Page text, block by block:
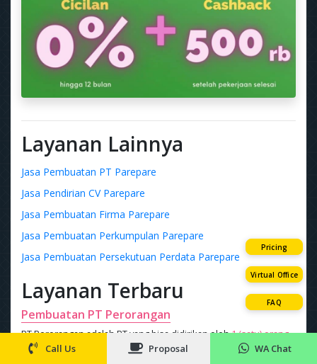
Layanan Lainnya
Jasa Pembuatan PT Parepare
Jasa Pendirian CV Parepare
Jasa Pembuatan Firma Parepare
Jasa Pembuatan Perkumpulan Parepare
Jasa Pembuatan Persekutuan Perdata Parepare
Layanan Terbaru
Pembuatan PT Perorangan
PT Perorangan adalah PT yang bisa didirikan oleh1 (satu) orang,
lebih murahRp 1 juta
Pricing
Virtual Office
FAQ
Call Us Proposal WA Chat